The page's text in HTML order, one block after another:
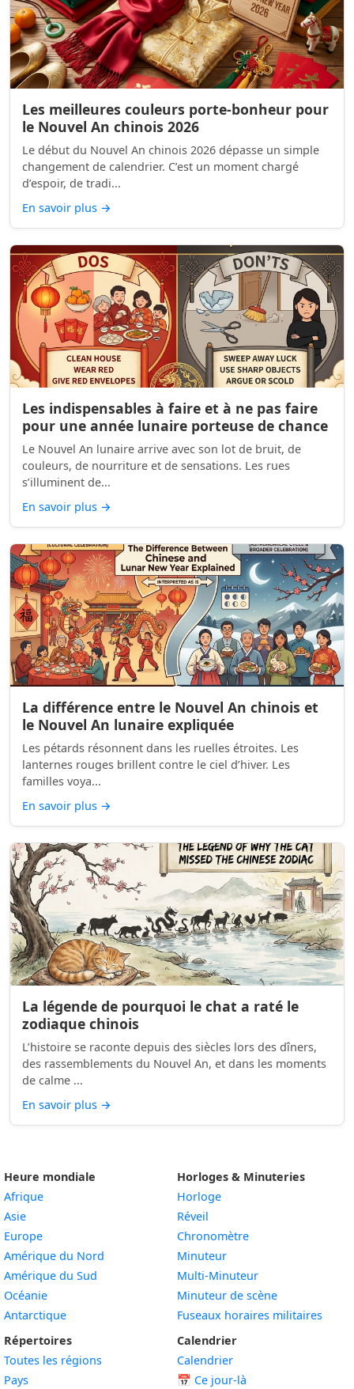
Les meilleures couleurs porte-bonheur pour
le Nouvel An chinois 2026
Le début du Nouvel An chinois 2026 dépasse un simple
changement de calendrier. C’est un moment chargé
d’espoir, de tradi...
En savoir plus →
Les indispensables à faire et à ne pas faire
pour une année lunaire porteuse de chance
Le Nouvel An lunaire arrive avec son lot de bruit, de
couleurs, de nourriture et de sensations. Les rues
s’illuminent de...
En savoir plus →
La différence entre le Nouvel An chinois et
le Nouvel An lunaire expliquée
Les pétards résonnent dans les ruelles étroites. Les
lanternes rouges brillent contre le ciel d’hiver. Les
familles voya...
En savoir plus →
La légende de pourquoi le chat a raté le
zodiaque chinois
L’histoire se raconte depuis des siècles lors des dîners,
des rassemblements du Nouvel An, et dans les moments
de calme ...
En savoir plus →
Heure mondiale
Afrique
Asie
Europe
Amérique du Nord
Amérique du Sud
Océanie
Antarctique
Répertoires
Toutes les régions
Pays
Horloges & Minuteries
Horloge
Réveil
Chronomètre
Minuteur
Multi-Minuteur
Minuteur de scène
Fuseaux horaires militaires
Calendrier
Calendrier
📅 Ce jour-là